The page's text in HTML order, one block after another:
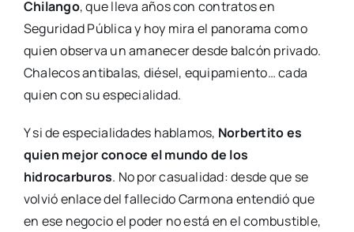
Chilango, que lleva años con contratos en
Seguridad Pública y hoy mira el panorama como
quien observa un amanecer desde balcón privado.
Chalecos antibalas, diésel, equipamiento… cada
quien con su especialidad.
Y si de especialidades hablamos, Norbertitoes
quien mejor conoce el mundo de los
hidrocarburos. No por casualidad: desde que se
volvió enlace del fallecido Carmona entendió que
en ese negocio el poder no está en el combustible,